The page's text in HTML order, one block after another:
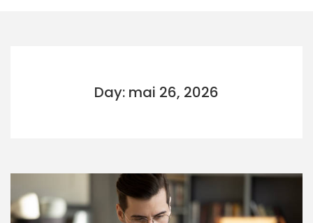
Day: mai 26, 2026